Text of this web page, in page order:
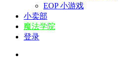
EOP 小游戏
小卖部
魔法学院
登录